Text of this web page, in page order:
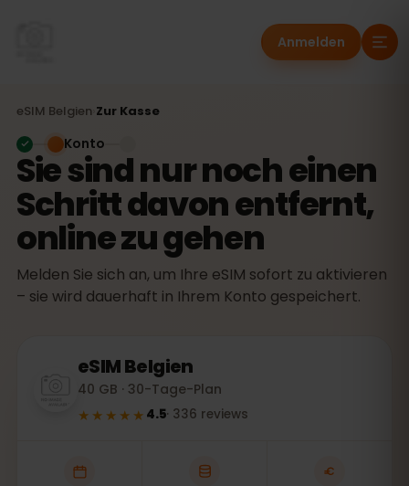
Anmelden
eSIM Belgien Zur Kasse
Sie sind nur noch einen
Schritt davon entfernt,
online zu gehen
Melden Sie sich an, um Ihre eSIM sofort zu aktivieren
– sie wird dauerhaft in Ihrem Konto gespeichert.
Konto
eSIMBelgien
40 GB · 30-Tage-Plan
★★★★★ 4.5· 336 reviews